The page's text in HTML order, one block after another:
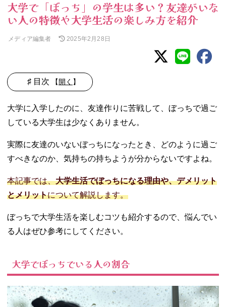
大学で「ぼっち」の学生は多い？友達がいな
い人の特徴や大学生活の楽しみ方を紹介
メディア編集者 2025年2月28日
♯ 目次 【開く 】
でいる人の割合
02. 大学でぼっち
の特徴
− 人と話す
− 1人でいる
のが楽
学に来てい
ない
ない
も遊びに行
かない
大学に入学したのに、友達作りに苦戦して、ぼっちで過ご
している大学生は少なくありません。
実際に友達のいないぼっちになったとき、どのように過ご
すべきなのか、気持ちの持ちようが分からないですよね。
本記事では、大学生活でぼっちになる理由や、デメリット
とメリットについて解説します。
ぼっちで大学生活を楽しむコツも紹介するので、悩んでい
る人はぜひ参考にしてください。
大学でぼっちでいる人の割合